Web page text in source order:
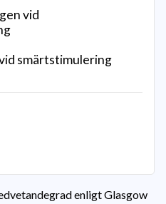
vid
smärtstimulering
enligt Glasgow